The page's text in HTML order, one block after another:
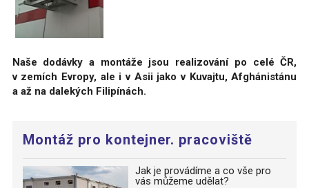
Naše dodávky a montáže jsou realizování po celé ČR,
v zemích Evropy, ale i v Asii jako v Kuvajtu, Afghánistánu
a až na dalekých Filipínách.
Montáž pro kontejner. pracoviště
Jak je provádíme a co vše pro
vás můžeme udělat?